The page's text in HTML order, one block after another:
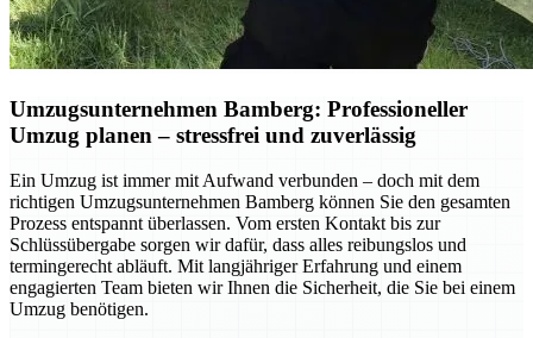
Umzugsunternehmen Bamberg: Professioneller
Umzug planen – stressfrei und zuverlässig
Ein Umzug ist immer mit Aufwand verbunden – doch mit dem
richtigen Umzugsunternehmen Bamberg können Sie den gesamten
Prozess entspannt überlassen. Vom ersten Kontakt bis zur
Schlüssübergabe sorgen wir dafür, dass alles reibungslos und
termingerecht abläuft. Mit langjähriger Erfahrung und einem
engagierten Team bieten wir Ihnen die Sicherheit, die Sie bei einem
Umzug benötigen.